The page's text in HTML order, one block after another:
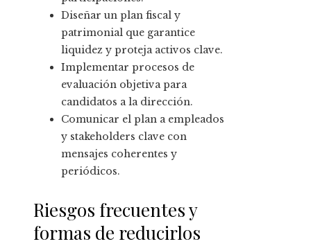
Diseñar un plan fiscal y
patrimonial que garantice
liquidez y proteja activos clave.
Implementar procesos de
evaluación objetiva para
candidatos a la dirección.
Comunicar el plan a empleados
y stakeholders clave con
mensajes coherentes y
periódicos.
Riesgos frecuentes y
formas de reducirlos